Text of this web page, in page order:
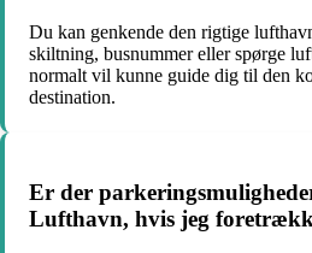
Du kan genkende den rigtige
skiltning, busnummer eller spørge
normalt vil kunne guide dig til den
destination.
Er der
Lufthavn, hvis jeg